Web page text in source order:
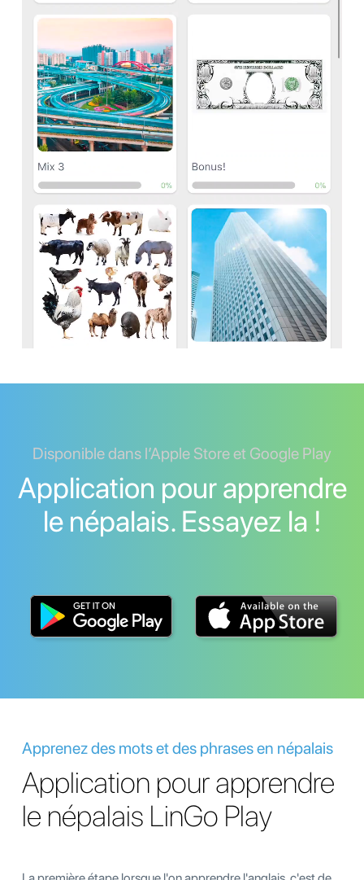
Disponible dans l’Apple Store et Google Play
Application pour apprendre
le népalais. Essayez la !
Apprenez des mots et des phrases en népalais
Application pour apprendre
le népalais LinGo Play